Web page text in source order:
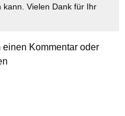
kann. Vielen Dank für Ihr
Kommentar oder